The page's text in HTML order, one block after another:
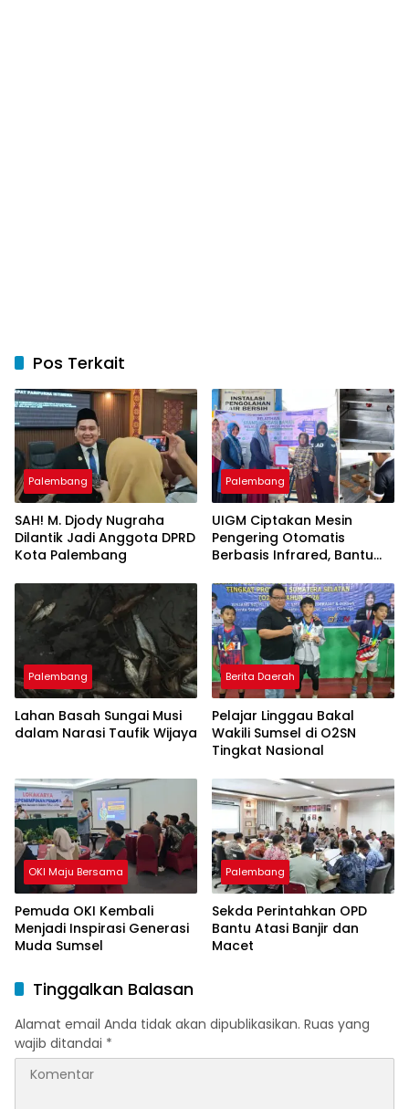
Pos Terkait
Palembang
SAH! M. Djody Nugraha
Dilantik Jadi Anggota DPRD
Kota Palembang
Palembang
UIGM Ciptakan Mesin
Pengering Otomatis
Berbasis Infrared, Bantu
Pulau Kemaro
Palembang
Lahan Basah Sungai Musi
dalam Narasi Taufik Wijaya
Berita Daerah
Pelajar Linggau Bakal
Wakili Sumsel di O2SN
Tingkat Nasional
OKI Maju Bersama
Pemuda OKI Kembali
Menjadi Inspirasi Generasi
Muda Sumsel
Palembang
Sekda Perintahkan OPD
Bantu Atasi Banjir dan
Macet
Tinggalkan Balasan
Alamat email Anda tidak akan dipublikasikan. Ruas yang
wajib ditandai *